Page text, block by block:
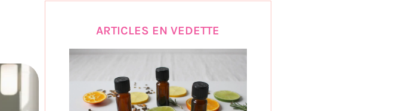
ARTICLES EN VEDETTE